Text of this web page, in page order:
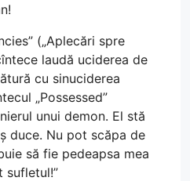
(„Aplecări spre
laudă uciderea de
cu sinuciderea
„Possessed”
unui demon. El stă
duce. Nu pot scăpa de
să fie pedeapsa mea
sufletul!”